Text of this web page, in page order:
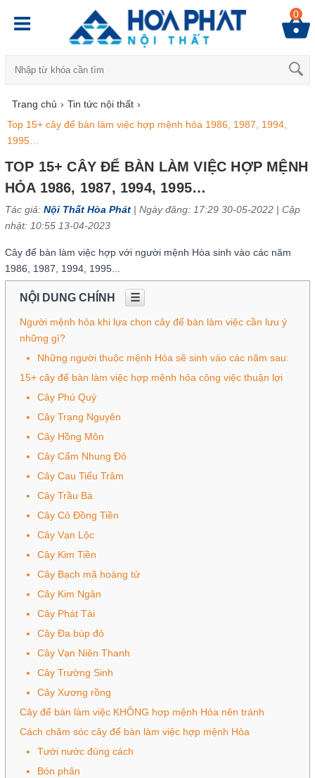
0
Trang chủ › Tin tức nội thất ›
Top 15+ cây để bàn làm việc hợp mệnh hỏa 1986, 1987, 1994,
1995…
TOP 15+ CÂY ĐỂ BÀN LÀM VIỆC HỢP MỆNH
HỎA 1986, 1987, 1994, 1995…
Tác giả: Nội Thất Hòa Phát| Ngày đăng: 17:29 30-05-2022 | Cập
nhật: 10:55 13-04-2023
Cây để bàn làm việc hợp với người mệnh Hòa sinh vào các năm
1986, 1987, 1994, 1995...
NỘI DUNG CHÍNH ☰
Người mệnh hỏa khi lựa chọn cây để bàn làm việc cần lưu ý
những gì?
Những người thuộc mệnh Hỏa sẽ sinh vào các năm sau:
15+ cây để bàn làm việc hợp mệnh hỏa công việc thuận lợi
Cây Phú Quý
Cây Trạng Nguyên
Cây Hồng Môn
Cây Cẩm Nhung Đỏ
Cây Cau Tiểu Trâm
Cây Trầu Bà
Cây Cỏ Đồng Tiền
Cây Vạn Lộc
Cây Kim Tiền
Cây Bạch mã hoàng tử
Cây Kim Ngân
Cây Phát Tài
Cây Đa búp đỏ
Cây Vạn Niên Thanh
Cây Trường Sinh
Cây Xương rồng
Cây để bàn làm việc KHÔNG hợp mệnh Hỏa nên tránh
Cách chăm sóc cây để bàn làm việc hợp mệnh Hỏa
Tưới nước đúng cách
Bón phân